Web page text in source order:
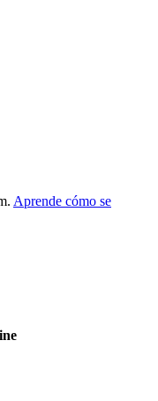
Aprende cómo se